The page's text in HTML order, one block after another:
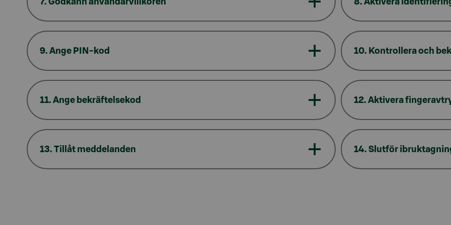
9. Ange PIN-kod
11. Ange bekräftelsekod
13. Tillåt meddelanden
10. Kontrollera och
12. Aktivera
14. Slutför